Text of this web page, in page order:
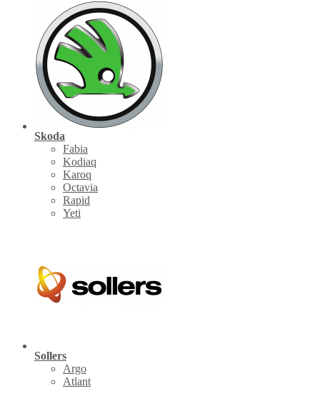
Skoda
Fabia
Kodiaq
Karoq
Octavia
Rapid
Yeti
Sollers
Argo
Atlant